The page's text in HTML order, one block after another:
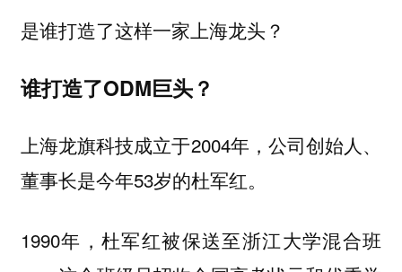
是谁打造了这样一家上海龙头？
谁打造了ODM巨头？
上海龙旗科技成立于2004年，公司创始人、
董事长是今年53岁的杜军红。
1990年，杜军红被保送至浙江大学混合班